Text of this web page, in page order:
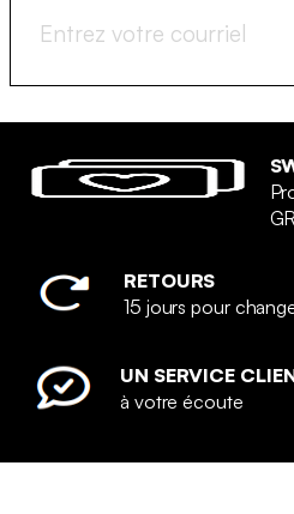
RETOURS
15 jours pour
UN SERVICE
à votre écoute